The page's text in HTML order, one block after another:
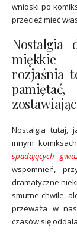
wnioski po
przecież mieć
Nostalgia
rozjaśnia
Nostalgia tutaj,
innym
spadających
wspomnień,
dramatyczne
smutne chwile,
przeważa w
czasów się